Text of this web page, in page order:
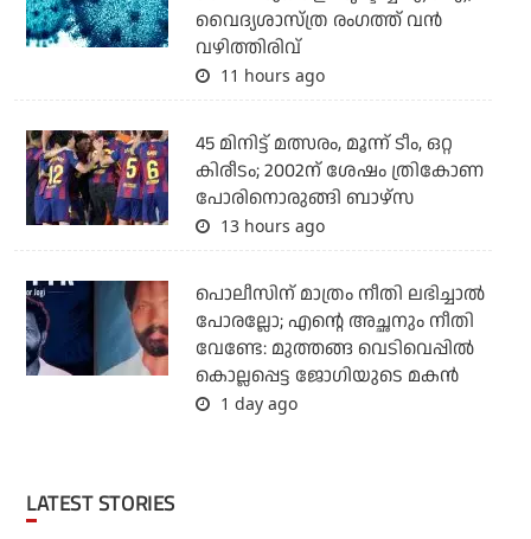
വൈദ്യശാസ്ത്ര രംഗത്ത് വന്‍
വഴിത്തിരിവ്
11 hours ago
45 മിനിട്ട് മത്സരം, മൂന്ന് ടീം, ഒറ്റ
കിരീടം; 2002ന് ശേഷം ത്രികോണ
പോരിനൊരുങ്ങി ബാഴ്‌സ
13 hours ago
പൊലീസിന് മാത്രം നീതി ലഭിച്ചാല്‍
പോരല്ലോ; എന്റെ അച്ഛനും നീതി
വേണ്ടേ: മുത്തങ്ങ വെടിവെപ്പില്‍
കൊല്ലപ്പെട്ട ജോഗിയുടെ മകന്‍
1 day ago
LATEST STORIES